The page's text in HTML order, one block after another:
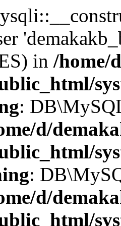
in /home/
:
d/
:
d/